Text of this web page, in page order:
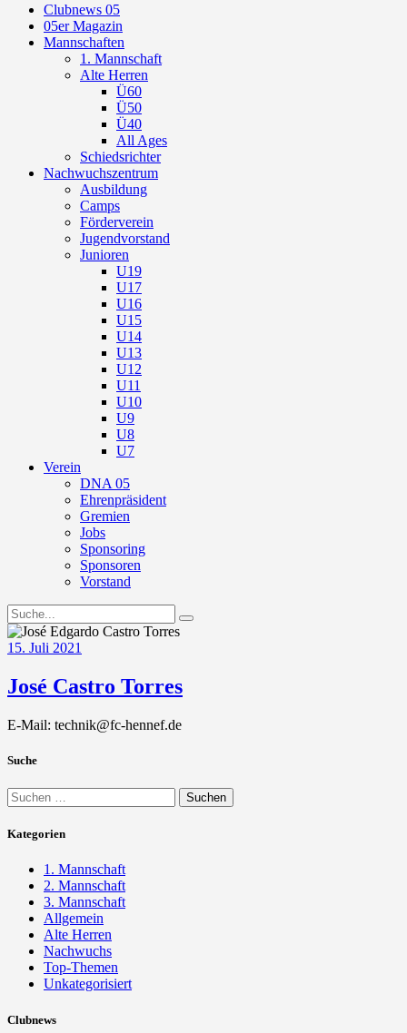
Clubnews 05
05er Magazin
Mannschaften
1. Mannschaft
Alte Herren
Ü60
Ü50
Ü40
All Ages
Schiedsrichter
Nachwuchszentrum
Ausbildung
Camps
Förderverein
Jugendvorstand
Junioren
U19
U17
U16
U15
U14
U13
U12
U11
U10
U9
U8
U7
Verein
DNA 05
Ehrenpräsident
Gremien
Jobs
Sponsoring
Sponsoren
Vorstand
15. Juli 2021
José Castro Torres
E-Mail: technik@fc-hennef.de
Suche
Suchen
nach:
Kategorien
1. Mannschaft
2. Mannschaft
3. Mannschaft
Allgemein
Alte Herren
Nachwuchs
Top-Themen
Unkategorisiert
Clubnews